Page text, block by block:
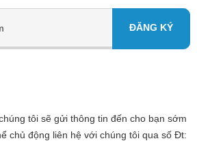
tôi sẽ gửi thông tin đến cho bạn sớm
chủ động liên hệ với chúng tôi qua số Đt: